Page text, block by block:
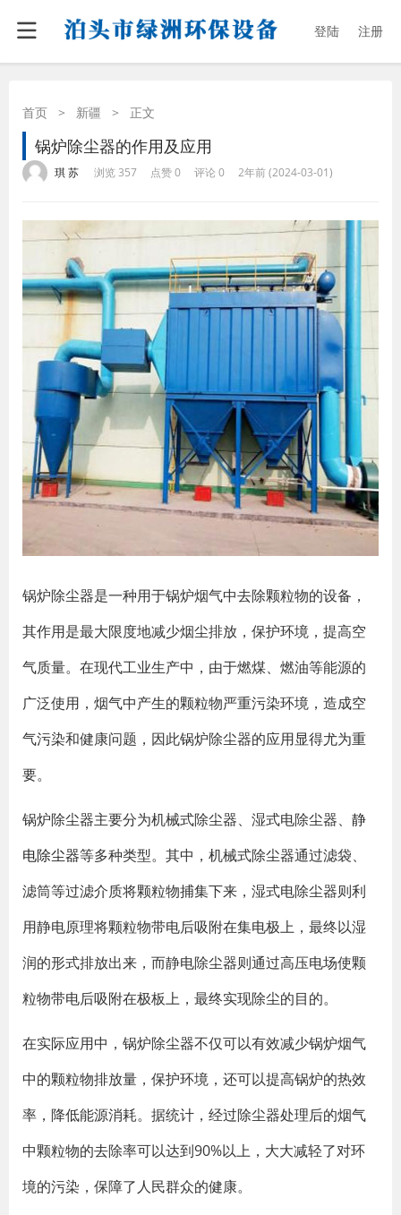
登陆 注册
首页 > 新疆 > 正文
锅炉除尘器的作用及应用
琪 苏 浏览 357 点赞 0 评论 0 2年前 (2024-03-01)
锅炉除尘器是一种用于锅炉烟气中去除颗粒物的设备，
其作用是最大限度地减少烟尘排放，保护环境，提高空
气质量。在现代工业生产中，由于燃煤、燃油等能源的
广泛使用，烟气中产生的颗粒物严重污染环境，造成空
气污染和健康问题，因此锅炉除尘器的应用显得尤为重
要。
锅炉除尘器主要分为机械式除尘器、湿式电除尘器、 静
电除尘器等多种类型。其中，机械式除尘器通过滤袋、
滤筒等过滤介质将颗粒物捕集下来，湿式电除尘器则利
用静电原理将颗粒物带电后吸附在集电极上，最终以湿
润的形式排放出来，而静电除尘器则通过高压电场使颗
粒物带电后吸附在极板上，最终实现除尘的目的。
在实际应用中，锅炉除尘器不仅可以有效减少锅炉烟气
中的颗粒物排放量，保护环境，还可以提高锅炉的热效
率，降低能源消耗。据统计，经过除尘器处理后的烟气
中颗粒物的去除率可以达到90%以上，大大减轻了对环
境的污染，保障了人民群众的健康。